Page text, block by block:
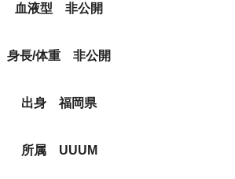
血液型 非公開
身長/体重 非公開
出身 福岡県
所属 UUUM